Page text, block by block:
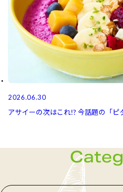
2026.06.30
アサイーの次はこれ!? 今話題の「ピ